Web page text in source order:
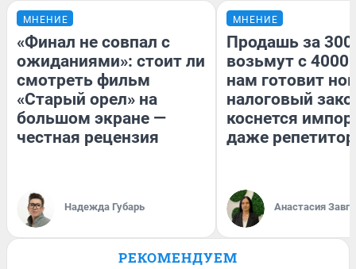
МНЕНИЕ
«Финал не совпал с
ожиданиями»: стоит ли
смотреть фильм
«Старый орел» на
большом экране —
честная рецензия
Надежда Губарь
МНЕНИЕ
Продашь за
возьмут с
нам готовит
налоговый
коснется
даже
Анастасия
РЕКОМЕНДУЕМ